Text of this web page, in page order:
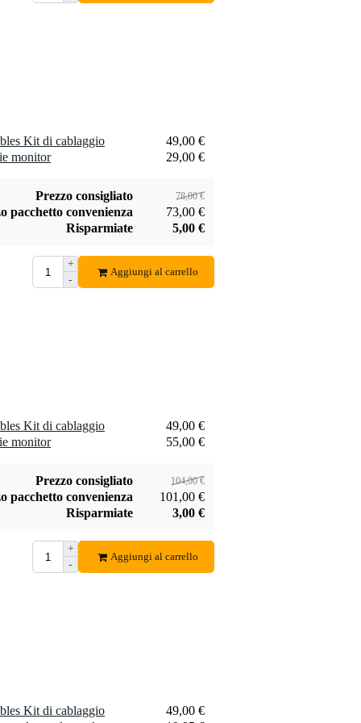
Innox RP AC set di
Kit di cablaggio
49,00 €
monitor
29,00 €
Prezzo consigliato 78,00 €
pacchetto convenienza
73,00 €
Risparmiate
5,00 €
+
-
Aggiungi al carrello
Kit di cablaggio
49,00 €
monitor
55,00 €
Prezzo consigliato 104,00 €
pacchetto convenienza
101,00 €
Risparmiate
3,00 €
+
-
Aggiungi al carrello
Kit di cablaggio
49,00 €